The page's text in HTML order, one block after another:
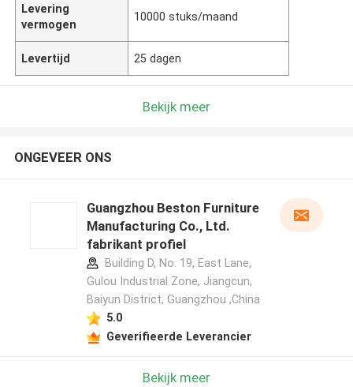
Levering
vermogen
10000 stuks/maand
Levertijd 25 dagen
Bekijk meer
ONGEVEER ONS
Guangzhou Beston Furniture
Manufacturing Co., Ltd.
fabrikant profiel
Building D, No. 19, East Lane,
Gulou Industrial Zone, Jiangcun,
Baiyun District, Guangzhou ,China
5.0
Geverifieerde Leverancier
Bekijk meer